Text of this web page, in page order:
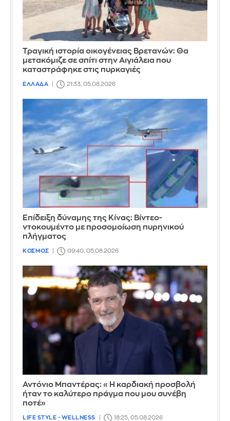
Τραγική ιστορία οικογένειας Βρετανών: Θα
μετακόμιζε σε σπίτι στην Αιγιάλεια που
καταστράφηκε στις πυρκαγιές
ΕΛΛΑΔΑ 21:33, 05.08.2026
Επίδειξη δύναμης της Κίνας: Βίντεο-
ντοκουμέντο με προσομοίωση πυρηνικού
πλήγματος
ΚΟΣΜΟΣ 09:40, 05.08.2026
Αντόνιο Μπαντέρας: «Η καρδιακή προσβολή
ήταν το καλύτερο πράγμα που μου συνέβη
ποτέ»
LIFE STYLE - WELLNESS 18:25, 05.08.2026